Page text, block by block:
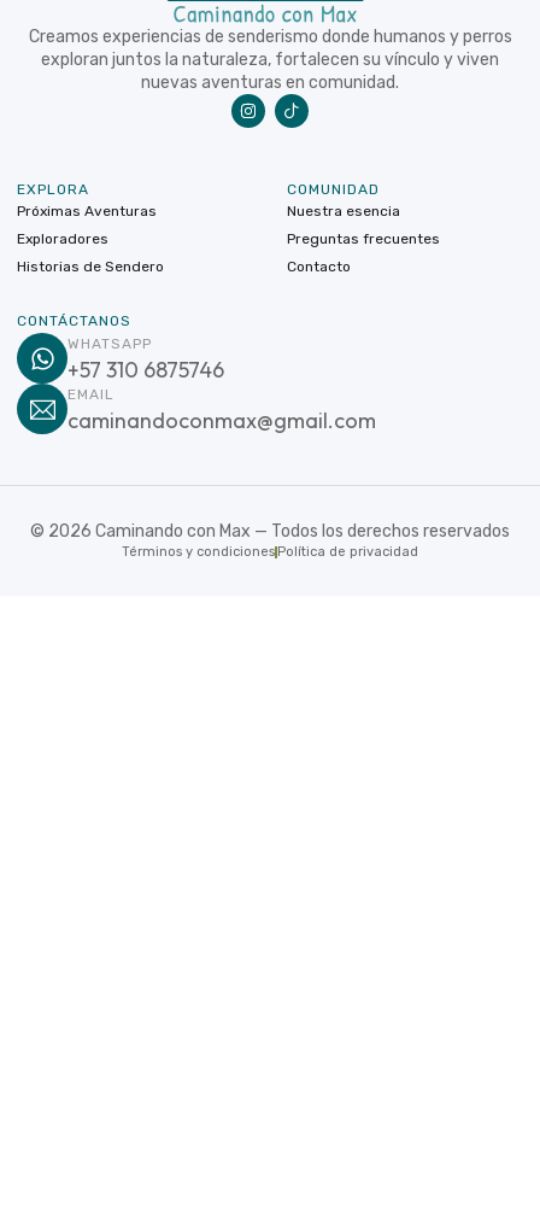
Creamos experiencias de senderismo donde humanos y perros
exploran juntos la naturaleza, fortalecen su vínculo y viven
nuevas aventuras en comunidad.
EXPLORA
Próximas Aventuras
Exploradores
Historias de Sendero
COMUNIDAD
Nuestra esencia
Preguntas frecuentes
Contacto
CONTÁCTANOS
WHATSAPP
+57 310 6875746
EMAIL
caminandoconmax@gmail.com
© 2026 Caminando con Max — Todos los derechos reservados
Términos y condiciones Política de privacidad